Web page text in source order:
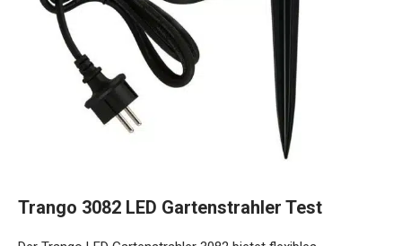
Trango 3082 LED Gartenstrahler Test